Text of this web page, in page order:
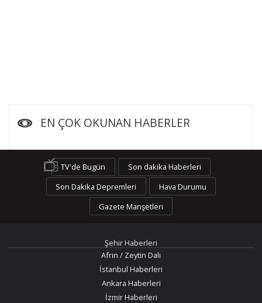
EN ÇOK OKUNAN HABERLER
TV'de Bugün
Son dakika Haberleri
Son Dakika Depremleri
Hava Durumu
Gazete Manşetleri
Şehir Haberleri
Afrin / Zeytin Dalı
İstanbul Haberleri
Ankara Haberleri
İzmir Haberleri